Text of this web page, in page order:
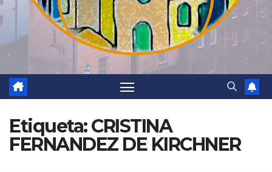
Etiqueta:CRISTINA
FERNANDEZ DE KIRCHNER